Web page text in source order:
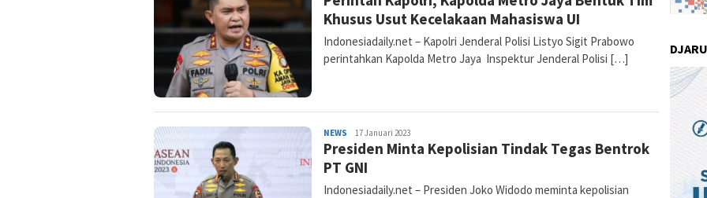
Khusus Usut Kecelakaan Mahasiswa UI
Indonesiadaily.net – Kapolri Jenderal Polisi Listyo Sigit Prabowo
perintahkan Kapolda Metro Jaya Inspektur Jenderal Polisi […]
NEWS Nur
Komalasari
17 Januari 2023
Presiden Minta Kepolisian Tindak Tegas Bentrok
PT GNI
Indonesiadaily.net – Presiden Joko Widodo meminta kepolisian